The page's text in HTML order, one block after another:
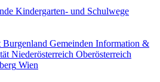
Kindergarten- und Schulwege
Burgenland Gemeinden Information &
Niederösterreich Oberösterreich
Wien